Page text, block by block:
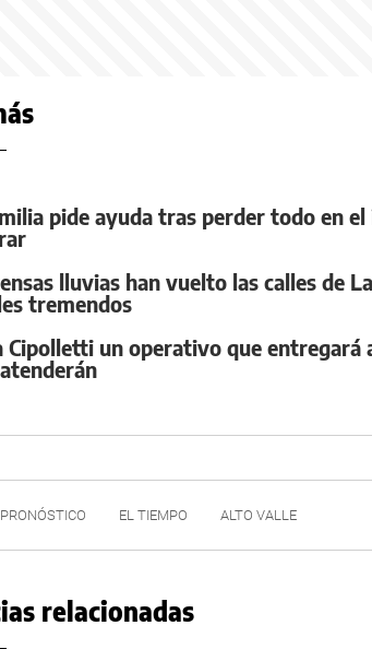
pide ayuda tras perder todo en
lluvias han vuelto las calles de
tremendos
Cipolletti un operativo que entregará
PRONÓSTICO EL TIEMPO ALTO VALLE
relacionadas